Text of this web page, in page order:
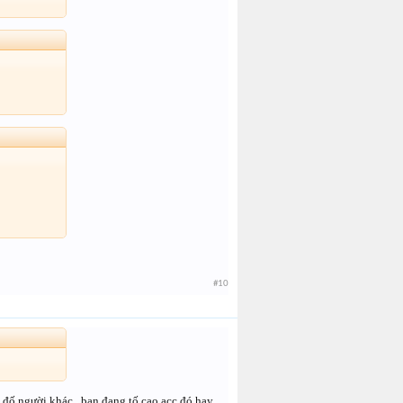
#10